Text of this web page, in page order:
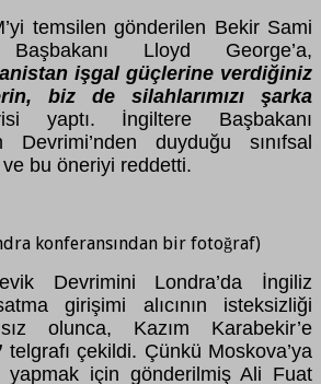
temsilen gönderilen Bekir Sami
Lloyd George’a,
işgal güçlerine verdiğiniz
biz de silahlarımızı şarka
yaptı. İngiltere Başbakanı
duyduğu sınıfsal
bu öneriyi reddetti.
bir fotoğraf)
Devrimini Londra’da İngiliz
girişimi alıcının isteksizliği
olunca, Kazım Karabekir’e
telgrafıçekildi. Çünkü Moskova’ya
yapmak için gönderilmiş Ali Fuat